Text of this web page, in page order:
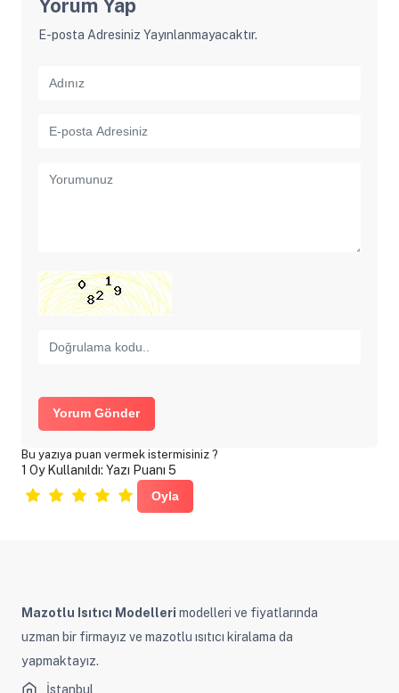
Yorum Yap
E-posta Adresiniz Yayınlanmayacaktır.
Yorum Gönder
Bu yazıya puan vermek istermisiniz ?
1 Oy Kullanıldı: Yazı Puanı 5
Mazotlu Isıtıcı Modelleri modelleri ve fiyatlarında
uzman bir firmayız ve mazotlu ısıtıcı kiralama da
yapmaktayız.
İstanbul